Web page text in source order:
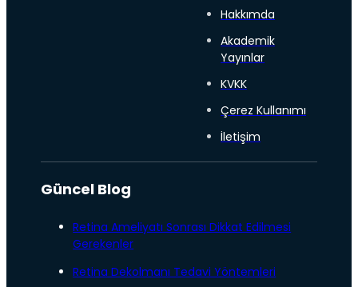
Hakkımda
Akademik
Yayınlar
KVKK
Çerez Kullanımı
İletişim
Güncel Blog
Retina Ameliyatı Sonrası Dikkat Edilmesi
Gerekenler
Retina Dekolmanı Tedavi Yöntemleri